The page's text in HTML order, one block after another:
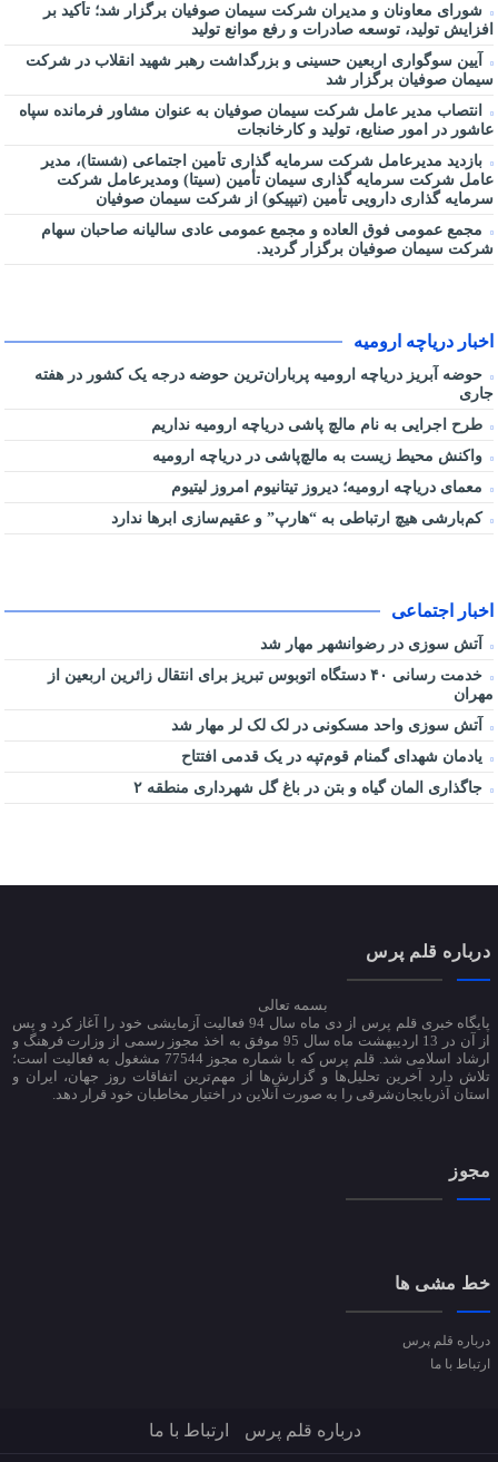
شورای معاونان و مدیران شرکت سیمان صوفیان برگزار شد؛ تأکید بر
افزایش تولید، توسعه صادرات و رفع موانع تولید
آیین سوگواری اربعین حسینی و بزرگداشت رهبر شهید انقلاب در شرکت
سیمان صوفیان برگزار شد
انتصاب مدیر عامل شرکت سیمان صوفیان به عنوان مشاور فرمانده سپاه
عاشور در امور صنایع، تولید و کارخانجات
بازدید مدیرعامل شرکت سرمایه گذاری تأمین اجتماعی (شستا)، مدیر
عامل شرکت سرمایه گذاری سیمان تأمین (سیتا) ومدیرعامل شرکت
سرمایه گذاری دارویی تأمین (تیپیکو) از شرکت سیمان صوفیان
مجمع عمومی فوق العاده و مجمع عمومی عادی سالیانه صاحبان سهام
شرکت سیمان صوفیان برگزار گردید.
اخبار دریاچه ارومیه
حوضه آبریز دریاچه ارومیه پرباران‌ترین حوضه‌ درجه یک کشور در هفته
جاری
طرح اجرایی به نام مالچ پاشی دریاچه ارومیه نداریم
واکنش محیط زیست به مالچ‌پاشی در دریاچه ارومیه
معمای دریاچه ارومیه؛ دیروز تیتانیوم امروز لیتیوم
کم‌بارشی هیچ ارتباطی به “هارپ” و عقیم‌سازی ابرها ندارد
اخبار اجتماعی
آتش سوزی در رضوانشهر مهار شد
خدمت رسانی ۴۰ دستگاه اتوبوس تبریز برای انتقال زائرین اربعین از
مهران
آتش سوزی واحد مسکونی در لک لک لر مهار شد
یادمان شهدای گمنام قوم‌تپه در یک قدمی افتتاح
جاگذاری المان گیاه و بتن در باغ گل شهرداری منطقه ۲
درباره قلم پرس
بسمه تعالی
پایگاه خبری قلم پرس از دی ماه سال 94 فعالیت آزمایشی خود را آغاز کرد و پس
از آن در 13 اردیبهشت ماه سال 95 موفق به اخذ مجوز رسمی از وزارت فرهنگ و
ارشاد اسلامی شد. قلم پرس که با شماره مجوز 77544 مشغول به فعالیت است؛
تلاش دارد آخرین تحلیل‌ها و گزارش‌ها از مهم‌ترین اتفاقات روز جهان، ایران و
استان آذربایجان‌شرقی را به صورت آنلاین در اختیار مخاطبان خود قرار دهد.
مجوز
خط مشی ها
درباره قلم پرس
ارتباط با ما
درباره قلم پرس ارتباط با ما